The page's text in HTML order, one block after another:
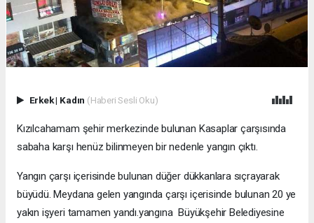
Erkek| Kadın (Haberi Sesli Oku)
Kızılcahamam şehir merkezinde bulunan Kasaplar çarşısında
sabaha karşı henüz bilinmeyen bir nedenle yangın çıktı.
Yangın çarşı içerisinde bulunan düğer dükkanlara sıçrayarak
büyüdü. Meydana gelen yangında çarşı içerisinde bulunan 20 ye
yakın işyeri tamamen yandı.yangına Büyükşehir Belediyesine